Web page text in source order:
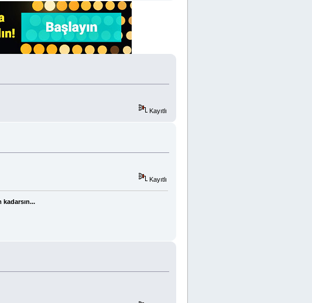
Kayıtlı
Kayıtlı
kadarsın...